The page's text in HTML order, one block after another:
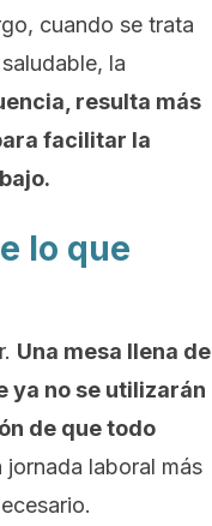
cuando se trata
la
resulta más
facilitar la
lo que
Una mesa llena de
ya no se utilizarán
de que todo
laboral más